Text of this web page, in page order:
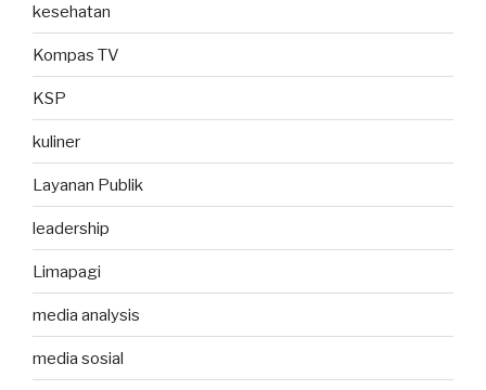
kesehatan
Kompas TV
KSP
kuliner
Layanan Publik
leadership
Limapagi
media analysis
media sosial